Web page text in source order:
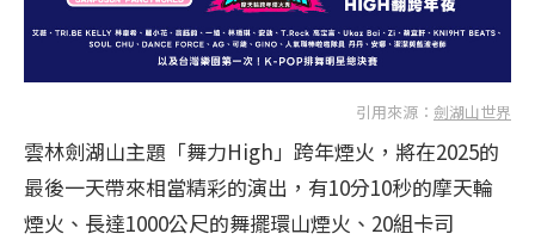
引用來源： 劍湖山世界
雲林劍湖山主題「舞力High」跨年煙火，將在2025的
最後一天帶來相當精彩的演出，有10分10秒的摩天輪
煙火、長達1000公尺的舞擺環山煙火、20組卡司